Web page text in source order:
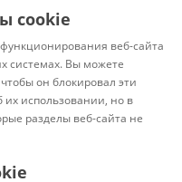
диск WD Blue 2TB
в г.Минск 10 августа
баллы: 12.02
cookie
веб-сайта
системах. Вы можете
он блокировал эти
использовании, но в
разделы веб-сайта не